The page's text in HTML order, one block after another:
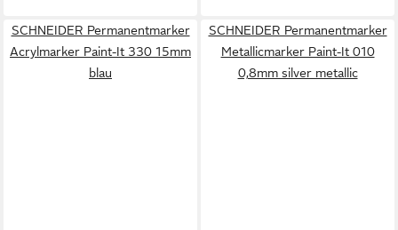
SCHNEIDER Permanentmarker
Acrylmarker Paint-It 330 15mm
blau
SCHNEIDER Permanentmarker
Metallicmarker Paint-It 010
0,8mm silver metallic